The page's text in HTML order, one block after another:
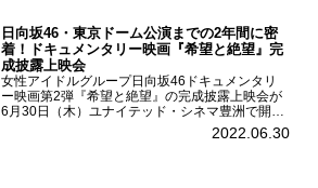
日向坂46・東京ドーム公演までの2年間に密
着！ドキュメンタリー映画『希望と絶望』完
成披露上映会
女性アイドルグループ日向坂46ドキュメンタリ
ー映画第2弾『希望と絶望』の完成披露上映会が
6月30日（木）ユナイテッド・シネマ豊洲で開催
され、日向坂46メンバーの加藤史帆、齊藤京
子、佐々木久美、富田鈴花、松田好花の5人が登
2022.06.30